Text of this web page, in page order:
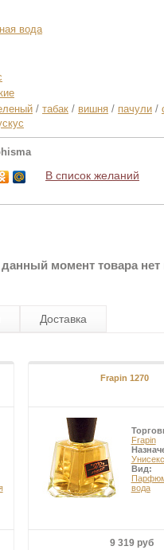
вода
/ табак / вишня / пачули /
В список желаний
момент товара нет
Доставка
Frapin 1270
Frapin
Унисекс
Вид:
вода
9 319 руб